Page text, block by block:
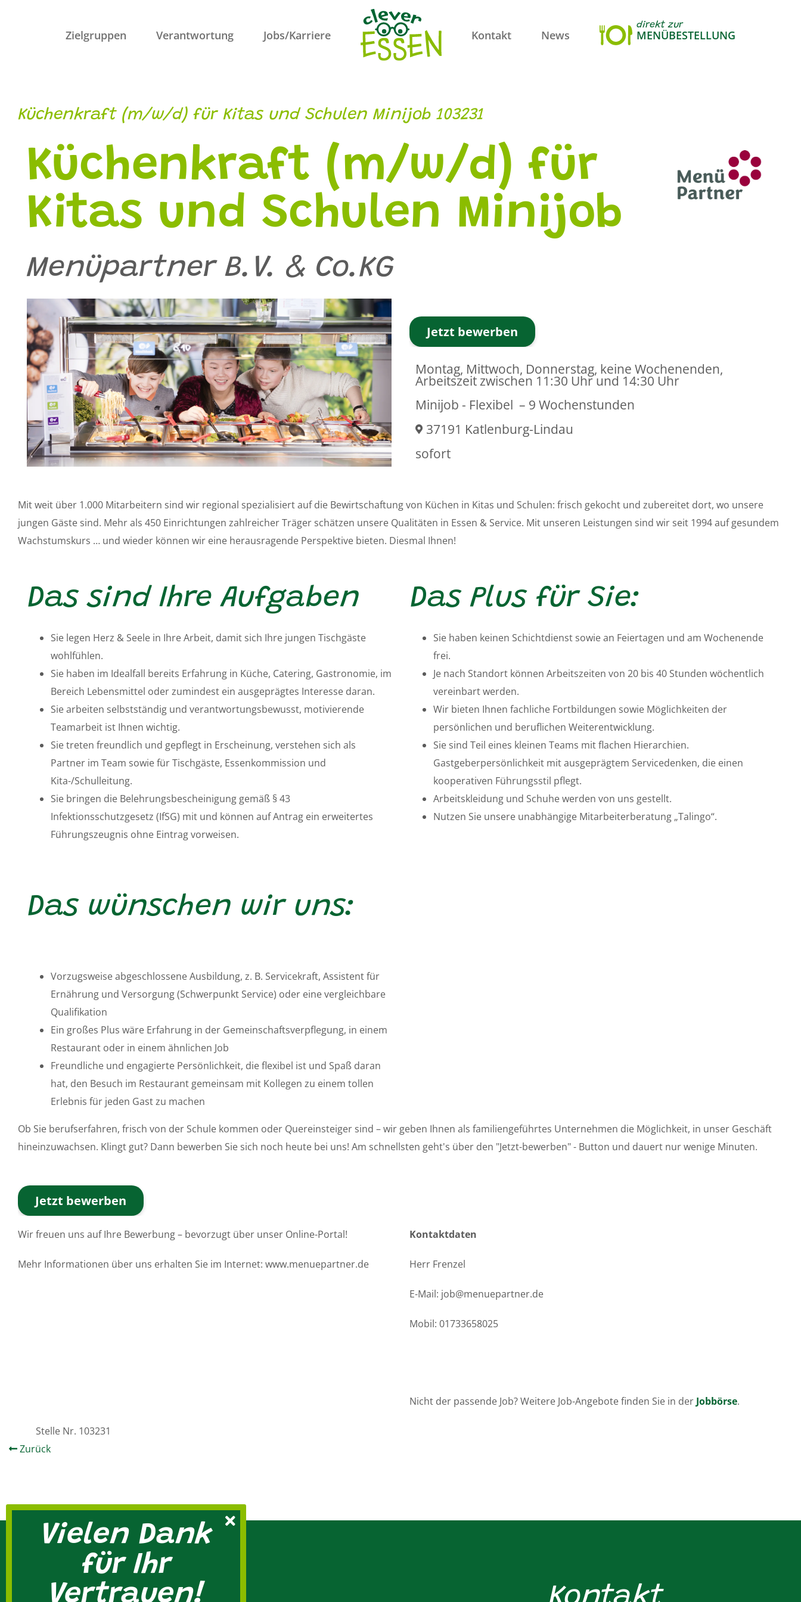
Zielgruppen Verantwortung Jobs/Karriere Kontakt News
direkt zur
MENÜBESTELLUNG
Küchenkraft (m/w/d) für Kitas und Schulen Minijob 103231
Küchenkraft (m/w/d) für
Kitas und Schulen Minijob
Menüpartner B.V. & Co.KG
Jetzt bewerben
Montag, Mittwoch, Donnerstag, keine Wochenenden,
Arbeitszeit zwischen 11:30 Uhr und 14:30 Uhr
Minijob - Flexibel– 9 Wochenstunden
37191 Katlenburg-Lindau
sofort
Mit weit über 1.000 Mitarbeitern sind wir regional spezialisiert auf die Bewirtschaftung von Küchen in Kitas und Schulen: frisch gekocht und zubereitet dort, wo unsere
jungen Gäste sind. Mehr als 450 Einrichtungen zahlreicher Träger schätzen unsere Qualitäten in Essen & Service. Mit unseren Leistungen sind wir seit 1994 auf gesundem
Wachstumskurs … und wieder können wir eine herausragende Perspektive bieten. Diesmal Ihnen!
Das sind Ihre Aufgaben
Sie legen Herz & Seele in Ihre Arbeit, damit sich Ihre jungen Tischgäste
wohlfühlen.
Sie haben im Idealfall bereits Erfahrung in Küche, Catering, Gastronomie, im
Bereich Lebensmittel oder zumindest ein ausgeprägtes Interesse daran.
Sie arbeiten selbstständig und verantwortungsbewusst, motivierende
Teamarbeit ist Ihnen wichtig.
Sie treten freundlich und gepflegt in Erscheinung, verstehen sich als
Partner im Team sowie für Tischgäste, Essenkommission und
Kita-/Schulleitung.
Sie bringen die Belehrungsbescheinigung gemäß § 43
Infektionsschutzgesetz (IfSG) mit und können auf Antrag ein erweitertes
Führungszeugnis ohne Eintrag vorweisen.
Das wünschen wir uns:
Vorzugsweise abgeschlossene Ausbildung, z. B. Servicekraft, Assistent für
Ernährung und Versorgung (Schwerpunkt Service) oder eine vergleichbare
Qualifikation
Ein großes Plus wäre Erfahrung in der Gemeinschaftsverpflegung, in einem
Restaurant oder in einem ähnlichen Job
Freundliche und engagierte Persönlichkeit, die flexibel ist und Spaß daran
hat, den Besuch im Restaurant gemeinsam mit Kollegen zu einem tollen
Erlebnis für jeden Gast zu machen
Das Plus für Sie:
Sie haben keinen Schichtdienst sowie an Feiertagen und am Wochenende
frei.
Je nach Standort können Arbeitszeiten von 20 bis 40 Stunden wöchentlich
vereinbart werden.
Wir bieten Ihnen fachliche Fortbildungen sowie Möglichkeiten der
persönlichen und beruflichen Weiterentwicklung.
Sie sind Teil eines kleinen Teams mit flachen Hierarchien.
Gastgeberpersönlichkeit mit ausgeprägtem Servicedenken, die einen
kooperativen Führungsstil pflegt.
Arbeitskleidung und Schuhe werden von uns gestellt.
Nutzen Sie unsere unabhängige Mitarbeiterberatung „Talingo“.
Ob Sie berufserfahren, frisch von der Schule kommen oder Quereinsteiger sind – wir geben Ihnen als familiengeführtes Unternehmen die Möglichkeit, in unser Geschäft
hineinzuwachsen. Klingt gut? Dann bewerben Sie sich noch heute bei uns! Am schnellsten geht's über den "Jetzt-bewerben" - Button und dauert nur wenige Minuten.
Jetzt bewerben
Wir freuen uns auf Ihre Bewerbung – bevorzugt über unser Online-Portal!
Mehr Informationen über uns erhalten Sie im Internet: www.menuepartner.de
Kontaktdaten
Herr Frenzel
E-Mail: job@menuepartner.de
Mobil: 01733658025
Nicht der passende Job? Weitere Job-Angebote finden Sie in der Jobbörse.
Stelle Nr. 103231
Zurück
Vielen Dank
für Ihr
Vertrauen!